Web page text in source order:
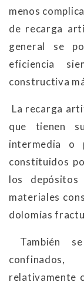
menos
de recarga
general se
eficiencia
constructiva
La recarga
que tienen
intermedia o
constituidos
los
materiales
dolomías
También
relativamente